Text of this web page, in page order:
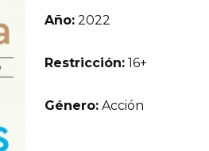
Año: 2022
Restricción: 16+
Género: Acción